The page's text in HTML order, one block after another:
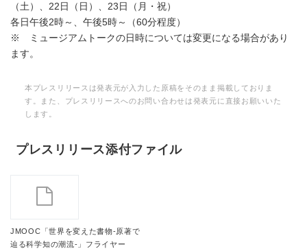
（土）、22日（日）、23日（月・祝）
各日午後2時～、午後5時～（60分程度）
※ ミュージアムトークの日時については変更になる場合があり
ます。
本プレスリリースは発表元が入力した原稿をそのまま掲載しておりま
す。また、プレスリリースへのお問い合わせは発表元に直接お願いいた
します。
プレスリリース添付ファイル
JMOOC「世界を変えた書物-原著で
辿る科学知の潮流-」フライヤー